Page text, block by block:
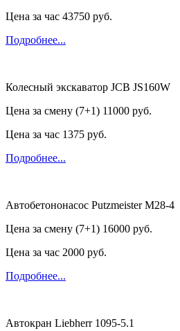
Цена за час 43750 руб.
Подробнее...
Колесный экскаватор JCB JS160W
Цена за смену (7+1) 11000 руб.
Цена за час 1375 руб.
Подробнее...
Автобетононасос Putzmeister M28-4
Цена за смену (7+1) 16000 руб.
Цена за час 2000 руб.
Подробнее...
Автокран Liebherr 1095-5.1